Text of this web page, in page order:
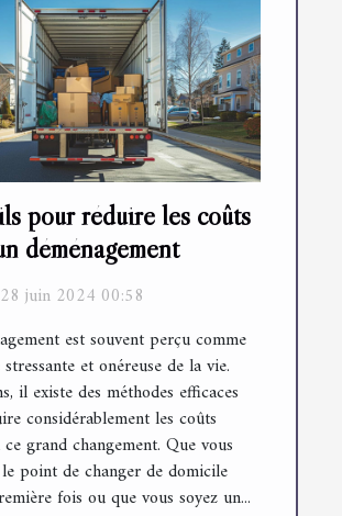
pour réduire les coûts
déménagement
juin 2024 00:58
est souvent perçu comme
et onéreuse de la vie.
il existe des méthodes efficaces
considérablement les coûts
ce grand changement. Que vous
point de changer de domicile
fois ou que vous soyez un...